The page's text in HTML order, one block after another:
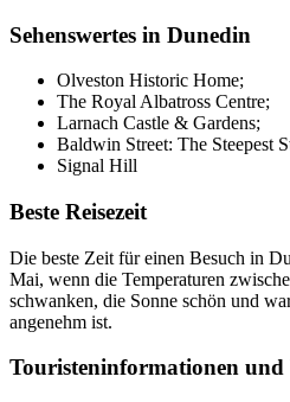
Sehenswertes in Dunedin
Olveston Historic Home;
The Royal Albatross Centre;
Larnach Castle & Gardens;
Baldwin Street: The Steepest
Signal Hill
Beste Reisezeit
Die beste Zeit für einen Besuch in
Mai, wenn die Temperaturen
schwanken, die Sonne schön und
angenehm ist.
Touristeninformationen